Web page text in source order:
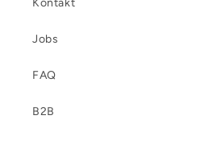
Kontakt
Jobs
FAQ
B2B